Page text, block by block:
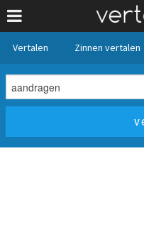
Vertalen Zinnen vertalen